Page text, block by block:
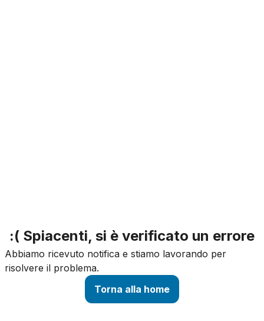
:( Spiacenti, si è verificato un errore
Abbiamo ricevuto notifica e stiamo lavorando per
risolvere il problema.
Torna alla home